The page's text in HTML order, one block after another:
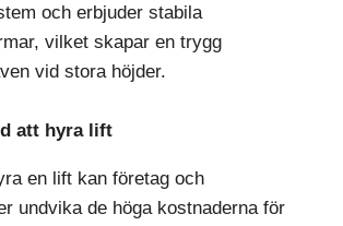
och erbjuder stabila
vilket skapar en trygg
vid stora höjder.
att hyra lift
en lift kan företag och
undvika de höga kostnaderna för